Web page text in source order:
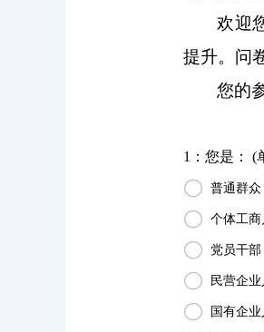
欢迎
提升。问
您的
1：您是： (
 普通群众
 个体工商
 党员干部
 民营企业
 国有企业